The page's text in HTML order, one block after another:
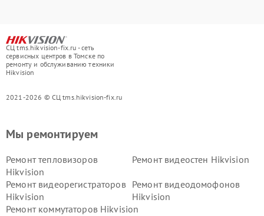
СЦ tms.hikvision-fix.ru - сеть
сервисных центров в Томске по
ремонту и обслуживанию техники
Hikvision
2021-2026 © СЦ tms.hikvision-fix.ru
Мы ремонтируем
Ремонт тепловизоров
Hikvision
Ремонт видеостен Hikvision
Ремонт видеорегистраторов
Hikvision
Ремонт видеодомофонов
Hikvision
Ремонт коммутаторов Hikvision